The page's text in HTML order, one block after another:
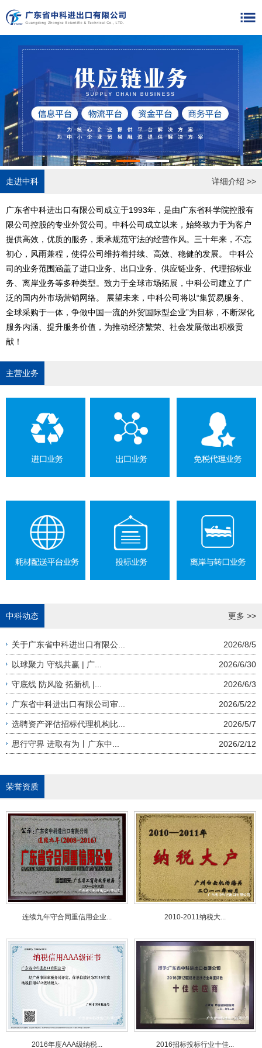
详细介绍 >>
走进中科
广东省中科进出口有限公司成立于1993年，是由广东省科学院控股有
限公司控股的专业外贸公司。中科公司成立以来，始终致力于为客户
提供高效，优质的服务，秉承规范守法的经营作风。三十年来，不忘
初心，风雨兼程，使得公司维持着持续、高效、稳健的发展。 中科公
司的业务范围涵盖了进口业务、出口业务、供应链业务、代理招标业
务、离岸业务等多种类型。致力于全球市场拓展，中科公司建立了广
泛的国内外市场营销网络。 展望未来，中科公司将以“集贸易服务、
全球采购于一体，争做中国一流的外贸国际型企业”为目标，不断深化
服务内涵、提升服务价值，为推动经济繁荣、社会发展做出积极贡
献！
主营业务
更多 >>
中科动态
2026/8/5
关于广东省中科进出口有限公...
2026/6/30
以球聚力 守线共赢 | 广...
2026/6/3
守底线 防风险 拓新机 |...
2026/5/22
广东省中科进出口有限公司审...
2026/5/7
选聘资产评估招标代理机构比...
2026/2/12
思行守界 进取有为丨广东中...
荣誉资质
连续九年守合同重信用企业... 2010-2011纳税大...
2016年度AAA级纳税... 2016招标投标行业十佳...